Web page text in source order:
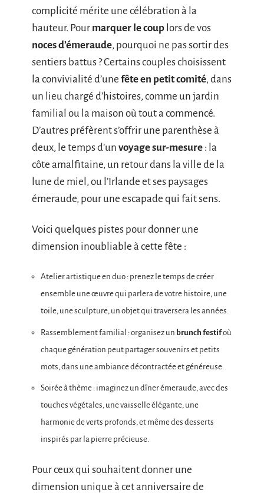
complicité mérite une célébration à la
hauteur. Pour marquer le coup lors de vos
noces d’émeraude, pourquoi ne pas sortir des
sentiers battus ? Certains couples choisissent
la convivialité d’une fête en petit comité, dans
un lieu chargé d’histoires, comme un jardin
familial ou la maison où tout a commencé.
D’autres préfèrent s’offrir une parenthèse à
deux, le temps d’un voyage sur-mesure : la
côte amalfitaine, un retour dans la ville de la
lune de miel, ou l’Irlande et ses paysages
émeraude, pour une escapade qui fait sens.
Voici quelques pistes pour donner une
dimension inoubliable à cette fête :
Atelier artistique en duo : prenez le temps de créer
ensemble une œuvre qui parlera de votre histoire, une
toile, une sculpture, un objet qui traversera les années.
Rassemblement familial : organisez un brunch festifoù
chaque génération peut partager souvenirs et petits
mots, dans une ambiance décontractée et généreuse.
Soirée à thème : imaginez un dîner émeraude, avec des
touches végétales, une vaisselle élégante, une
harmonie de verts profonds, et même des desserts
inspirés par la pierre précieuse.
Pour ceux qui souhaitent donner une
dimension unique à cet anniversaire de